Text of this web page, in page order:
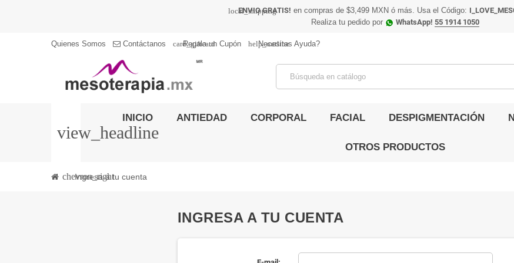
local_shipping
ENVIO GRATIS! en compras de $3,499 MXN ó más. Usa el Código:
Realiza tu pedido por
WhatsApp! 55 1914 1050
Quienes Somos Contáctanos card_giftcard
Regala un Cupón help_outline
Necesitas Ayuda?
view_headline
INICIO ANTIEDAD CORPORAL FACIAL DESPIGMENTACIÓN
OTROS PRODUCTOS
chevron_right
Ingresa a tu cuenta
INGRESA A TU CUENTA